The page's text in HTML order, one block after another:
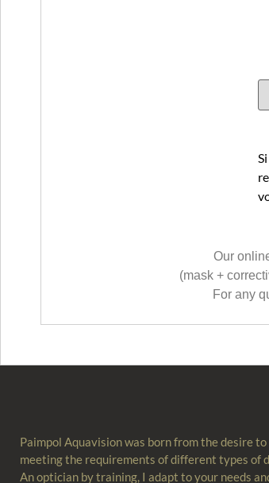
Our
(mask +
For any
Paimpol Aquavision was born from the desire
meeting the requirements of different types of
An optician by training, I adapt to your needs